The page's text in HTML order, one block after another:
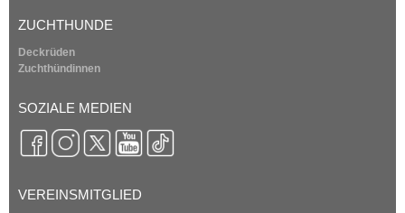
ZUCHTHUNDE
Deckrüden
Zuchthündinnen
SOZIALE MEDIEN
VEREINSMITGLIED